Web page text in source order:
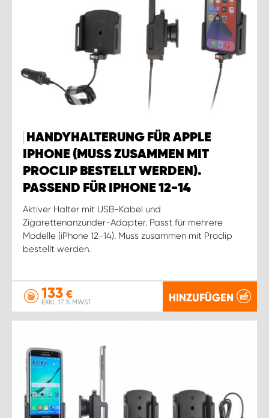
HANDYHALTERUNG FÜR APPLE
IPHONE (MUSS ZUSAMMEN MIT
PROCLIP BESTELLT WERDEN).
PASSEND FÜR IPHONE 12-14
Aktiver Halter mit USB-Kabel und
Zigarettenanzünder-Adapter. Passt für mehrere
Modelle (iPhone 12-14). Muss zusammen mit Proclip
bestellt werden.
133 €
EXKL. 17 % MWST. HINZUFÜGEN